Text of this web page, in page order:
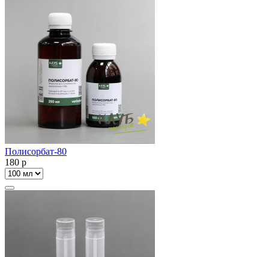
Полисорбат-80
180 p